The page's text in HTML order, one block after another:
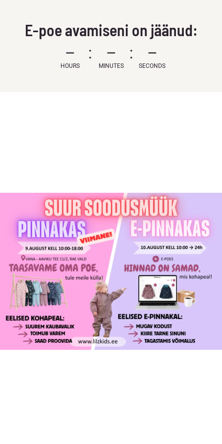
E-poe avamiseni on jäänud:
–
HOURS
–
MINUTES
–
SECONDS